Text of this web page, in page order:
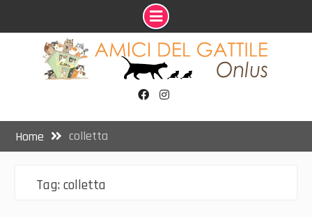
Home
colletta
Tag:colletta